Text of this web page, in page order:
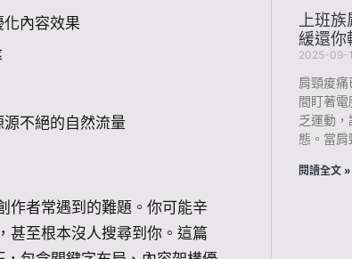
內容效果
不絕的自然流量
作者常遇到的難題。你可能辛
甚至根本沒人搜尋到你。這篇
上班
緩還你
2025-09-
肩頸痠
間盯著
乏運動
態。當
閱讀全文 »